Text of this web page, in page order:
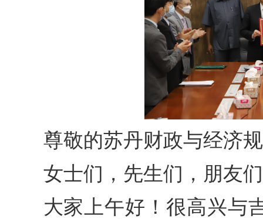
尊敬的苏丹财政与经济
女士们，先生们，朋友
大家上午好！很高兴与